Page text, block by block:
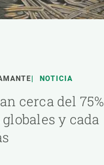
NOTICIA
cerca del 75%
y cada